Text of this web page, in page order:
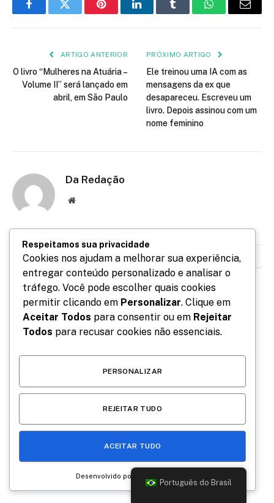
FacebookTwitter PinterestLinkedInTumblr WhatsApp
E-
ARTIGO ANTERIOR
O livro “Mulheres na Atuária –
Volume II” será lançado em
abril, em São Paulo
PRÓXIMO ARTIGO
Ele treinou uma IA com as
mensagens da ex que
desapareceu. Escreveu um
livro. Depois assinou com um
nome feminino
Da Redação
Site
RELACIONADOSPOSTS
O Conselho Cármico: tradição esotérica e prática
Português do Brasil
Respeitamos sua privacidade
Cookies nos ajudam a melhorar sua experiência,
entregar conteúdo personalizado e analisar o
tráfego. Você pode escolher quais cookies
permitir clicando em Personalizar. Clique em
Aceitar Todos para consentir ou em Rejeitar
Todos para recusar cookies não essenciais.
PERSONALIZAR
REJEITAR TUDO
ACEITAR TUDO
Desenvolvido por